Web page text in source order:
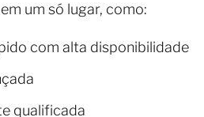
um só lugar, como:
com alta disponibilidade
qualificada